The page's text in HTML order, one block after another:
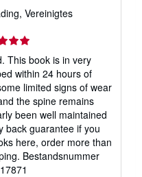
Vereinigtes
This book is in very
within 24 hours of
limited signs of wear
the spine remains
been well maintained
back guarantee if you
here, order more than
Bestandsnummer